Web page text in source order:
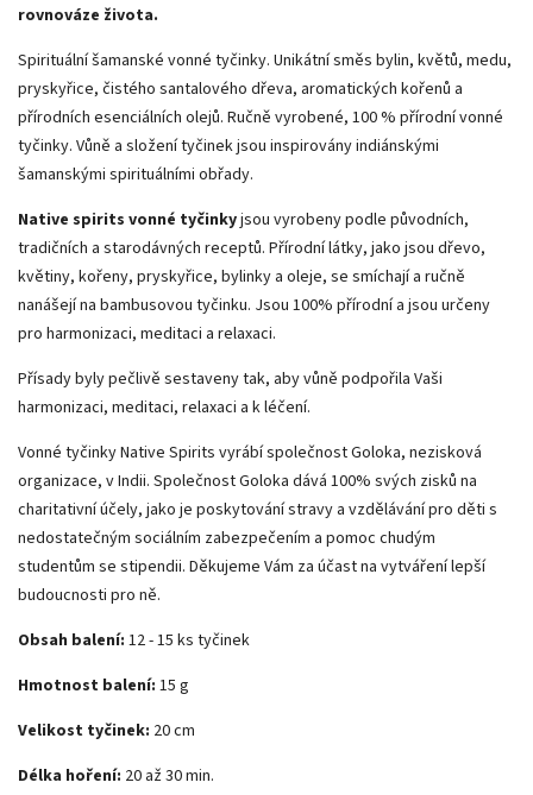
rovnováze života.
Spirituální šamanské vonné tyčinky. Unikátní směs bylin, květů, medu,
pryskyřice, čistého santalového dřeva, aromatických kořenů a
přírodních esenciálních olejů. Ručně vyrobené, 100 % přírodní vonné
tyčinky. Vůně a složení tyčinek jsou inspirovány indiánskými
šamanskými spirituálními obřady.
Native spirits vonné tyčinkyjsou vyrobeny podle původních,
tradičních a starodávných receptů. Přírodní látky, jako jsou dřevo,
květiny, kořeny, pryskyřice, bylinky a oleje, se smíchají a ručně
nanášejí na bambusovou tyčinku. Jsou 100% přírodní a jsou určeny
pro harmonizaci, meditaci a relaxaci.
Přísady byly pečlivě sestaveny tak, aby vůně podpořila Vaši
harmonizaci, meditaci, relaxaci a k léčení.
Vonné tyčinky Native Spirits vyrábí společnost Goloka, nezisková
organizace, v Indii. SpolečnostGoloka dává 100% svých zisků na
charitativní účely, jako je poskytování stravy a vzdělávání pro děti s
nedostatečným sociálním zabezpečením a pomoc chudým
studentům se stipendii. Děkujeme Vám za účast na vytváření lepší
budoucnosti pro ně.
Obsah balení: 12 - 15 ks tyčinek
Hmotnost balení: 15 g
Velikost tyčinek: 20 cm
Délka hoření: 20 až 30 min.